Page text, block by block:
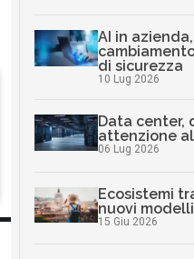
AI in
di sicurezza
10 Lug 2026
Data center,
attenzione
06 Lug 2026
Ecosistemi
nuovi
15 Giu 2026